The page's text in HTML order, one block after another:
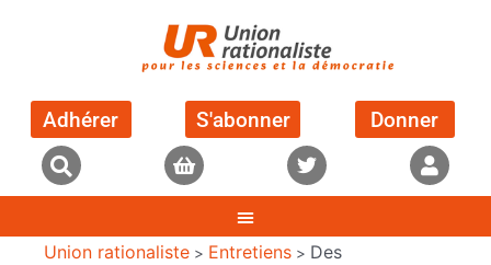
Adhérer S'abonner Donner
Union rationaliste > Entretiens > Des